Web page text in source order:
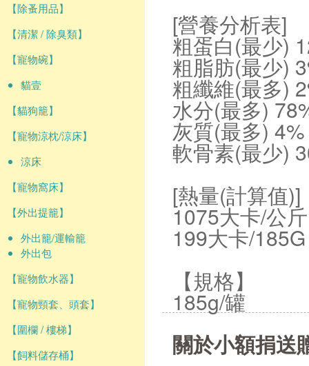
【除蚤用品】
【清潔 / 除臭類】
【寵物碗】
貓壹
【貓狗籠】
【寵物涼枕/涼床】
涼床
【寵物窩床】
【外出提籠】
外出籠/運輸籠
外出包
【寵物飲水器】
【寵物頸套、頭套】
【圍欄 / 樓梯】
【飼料儲存桶】
[營養分析表]
粗蛋白(最少)
粗脂肪(最少)
粗纖維(最多)
水分(最多)
灰質(最多)
軟骨素(最少)
[熱量(計算值)]
1075大卡/公斤
199大卡/185G
【規格】
185g/罐
關於小額捐送